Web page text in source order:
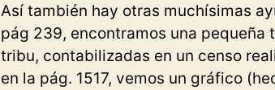
Así también hay otras muchísimas
pág 239, encontramos una
tribu, contabilizadas en un censo
en la pág. 1517, vemos un gráfico